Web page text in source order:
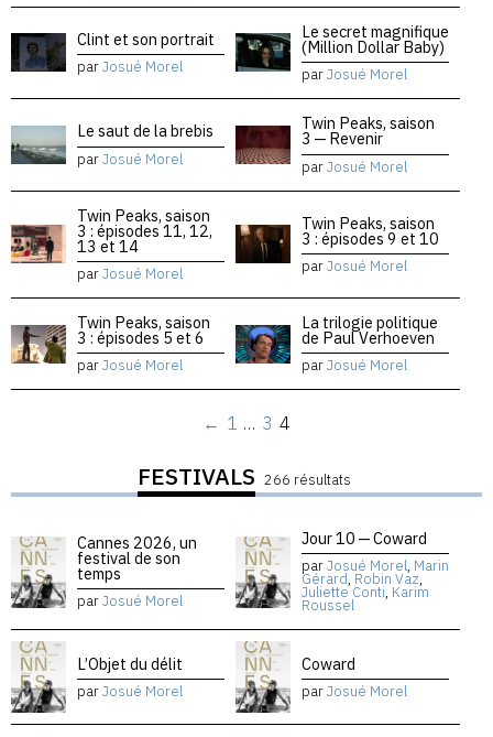
Clint et son portrait
parJosué Morel
Le secret magnifique
(Million Dollar Baby)
parJosué Morel
Le saut de la brebis
parJosué Morel
Twin Peaks, saison
3 — Revenir
parJosué Morel
Twin Peaks, saison
3 : épisodes 11, 12,
13 et 14
parJosué Morel
Twin Peaks, saison
3 : épisodes 9 et 10
parJosué Morel
Twin Peaks, saison
3 : épisodes 5 et 6
parJosué Morel
La trilogie politique
de Paul Verhoeven
parJosué Morel
← 1 … 3 4
FESTIVALS 266 résultats
Cannes 2026, un
festival de son
temps
parJosué Morel
Jour 10 — Coward
parJosué Morel, Marin
Gérard, Robin Vaz,
Juliette Conti, Karim
Roussel
L’Objet du délit
parJosué Morel
Coward
parJosué Morel